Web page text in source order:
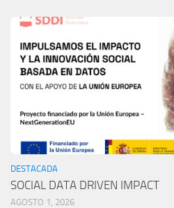
DESTACADA
SOCIAL DATA DRIVEN IMPACT
AGOSTO 1, 2026